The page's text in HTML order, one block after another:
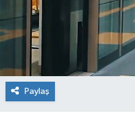
Paylaş
EĞİTİM
EKONOMİ
Erdek
Gömeç